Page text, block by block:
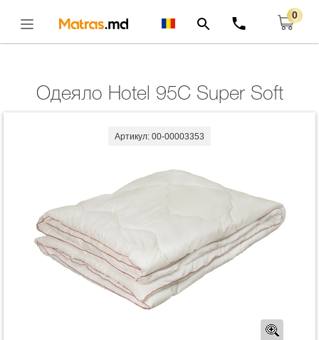
0
Одеяло Hotel 95C Super Soft
Артикул: 00-00003353